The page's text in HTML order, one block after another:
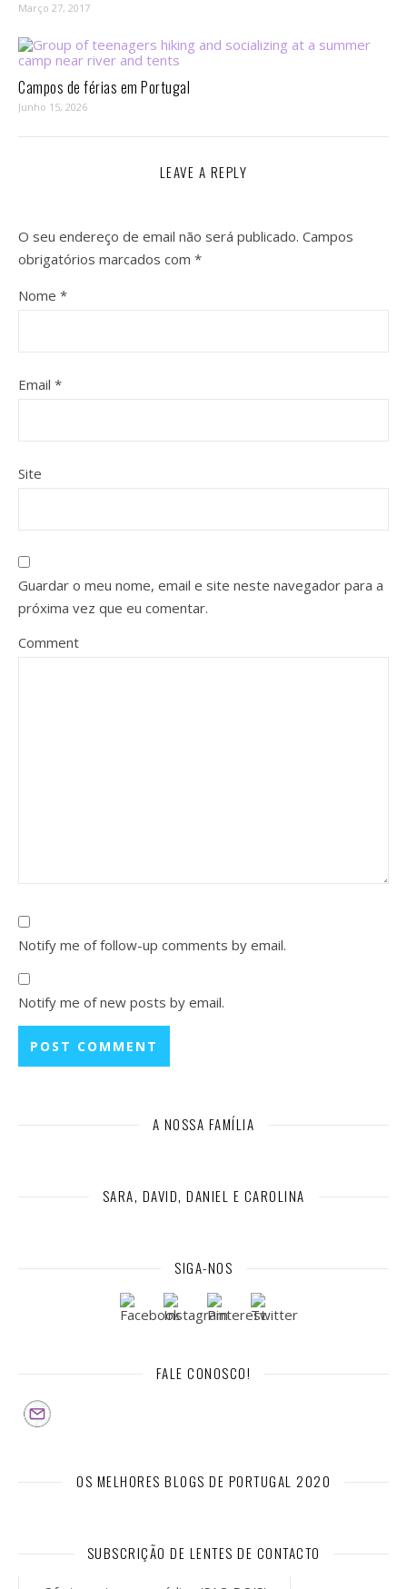
Março 27, 2017
Campos de férias em Portugal
Junho 15, 2026
LEAVE A REPLY
O seu endereço de email não será publicado. Campos
obrigatórios marcados com *
Nome *
Email *
Site
Guardar o meu nome, email e site neste navegador para a
próxima vez que eu comentar.
Comment
Notify me of follow-up comments by email.
Notify me of new posts by email.
A NOSSA FAMÍLIA
SARA, DAVID, DANIEL E CAROLINA
SIGA-NOS
FALE CONOSCO!
OS MELHORES BLOGS DE PORTUGAL 2020
SUBSCRIÇÃO DE LENTES DE CONTACTO